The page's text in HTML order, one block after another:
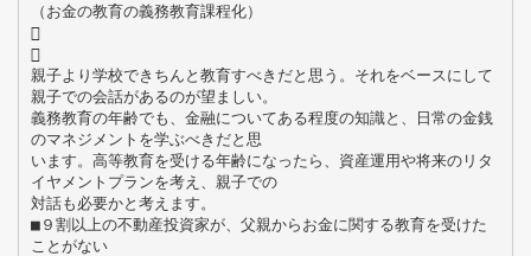
（お金の教育の義務教育課程化）


親子より学校できちんと教育すべきだと思う。それをベースにして
親子での会話があるのが望ましい。
義務教育の年齢でも、金融についてある程度の知識と、日常の金銭
のマネジメントを学ぶべきだと思
います。高等教育を受ける年齢になったら、資産運用や将来のリタ
イヤメントプランを考え、親子での
対話も必要かと考えます。
■９割以上の不動産投資家が、父親からお金に関する教育を受けた
ことがない